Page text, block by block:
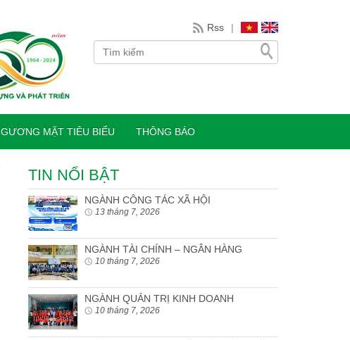
Rss |
GƯƠNG MẶT TIÊU BIỂU THÔNG BÁO
TIN NỔI BẬT
NGÀNH CÔNG TÁC XÃ HỘI
13 tháng 7, 2026
NGÀNH TÀI CHÍNH – NGÂN HÀNG
10 tháng 7, 2026
NGÀNH QUẢN TRỊ KINH DOANH
10 tháng 7, 2026